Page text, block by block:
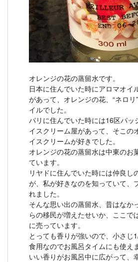
オレンジの花の蒸留水です。
日本に住んでいた時にアロマオイ
があって、オレンジの花、“ネロ
イルでした。
パリに住んでいた時には16区パッ
イスクリーム屋があって、そこの
イスクリームが好きでした。
オレンジの花の蒸留水は中東のお
ています。
リヤドに住んでいた時には仲良し
が、私が好きなのを知っていて、
れました。
そんな思い出の蒸留水、昔はなか
らの移民が増えたせいか、ここで
に売っています。
とっても香りが強いので、小さじ
食用なのでお風呂タイムにも使えま
いい香りがお風呂中に広がって、